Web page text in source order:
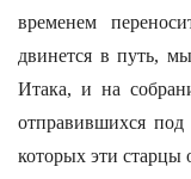
временем
двинется в путь,
Итака, и на
отправившихся
которых эти старцы